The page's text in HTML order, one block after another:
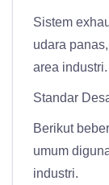
Sistem
udara
area industri.
Standar
Berikut
umum
industri.